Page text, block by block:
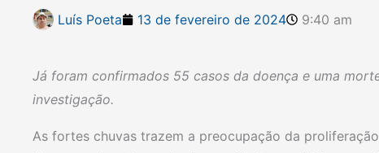
Luís Poeta 13 de fevereiro de 2024 9:40 am
Já foram confirmados 55 casos da doença e uma
investigação.
As fortes chuvas trazem a preocupação da